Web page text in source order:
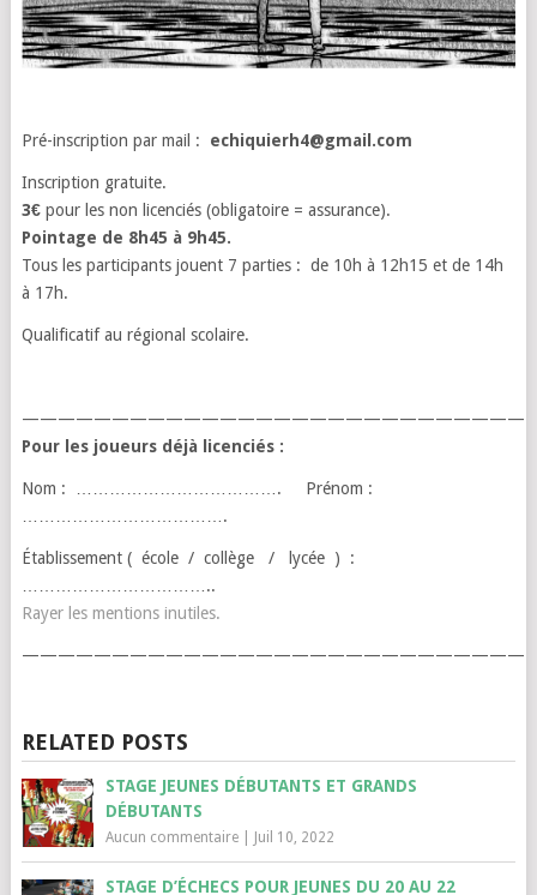
Pré-inscription par mail : echiquierh4@gmail.com
Inscription gratuite.
3€pour les non licenciés (obligatoire = assurance).
Pointage de 8h45 à 9h45.
Tous les participants jouent 7 parties : de 10h à 12h15 et de 14h
à 17h.
Qualificatif au régional scolaire.
————————————————————————————
Pour les joueurs déjà licenciés :
Nom : ………………………………. Prénom :
……………………………….
Établissement ( école / collège / lycée ) :
……………………………..
Rayer les mentions inutiles.
————————————————————————————
RELATED POSTS
STAGE JEUNES DÉBUTANTS ET GRANDS
DÉBUTANTS
Aucun commentaire| Juil 10, 2022
STAGE D’ÉCHECS POUR JEUNES DU 20 AU 22